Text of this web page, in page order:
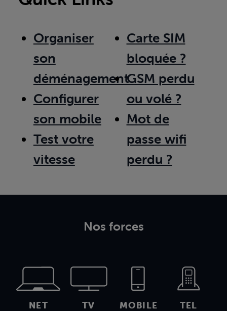
Organiser
son
déménagement
Configurer
son mobile
Test votre
vitesse
Carte SIM
bloquée ?
GSM perdu
ou volé ?
Mot de
passe wifi
perdu ?
Nos forces
NET TV MOBILE TEL